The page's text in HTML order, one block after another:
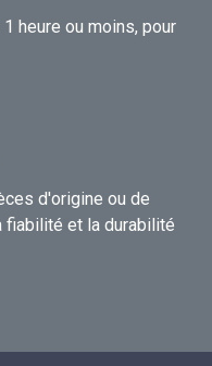
heure ou moins, pour
d'origine ou de
fiabilité et la durabilité